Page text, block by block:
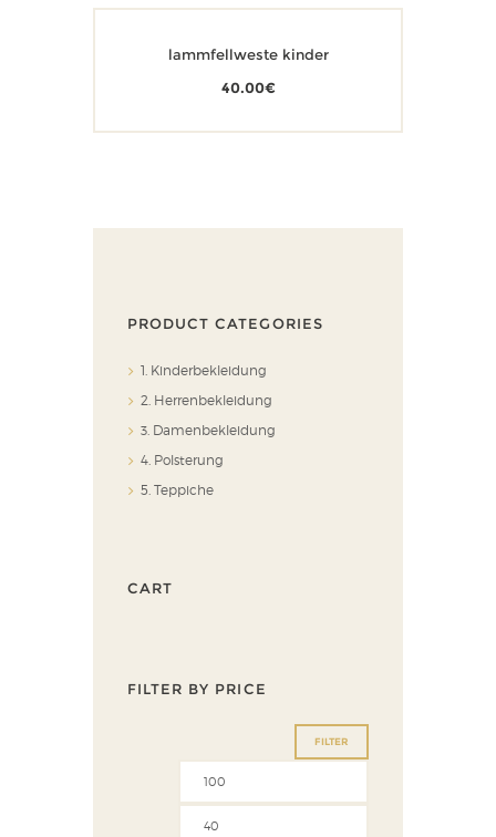
lammfellweste kinder
40.00€
PRODUCT CATEGORIES
1. Kinderbekleidung
2. Herrenbekleidung
3. Damenbekleidung
4. Polsterung
5. Teppiche
CART
FILTER BY PRICE
FILTER